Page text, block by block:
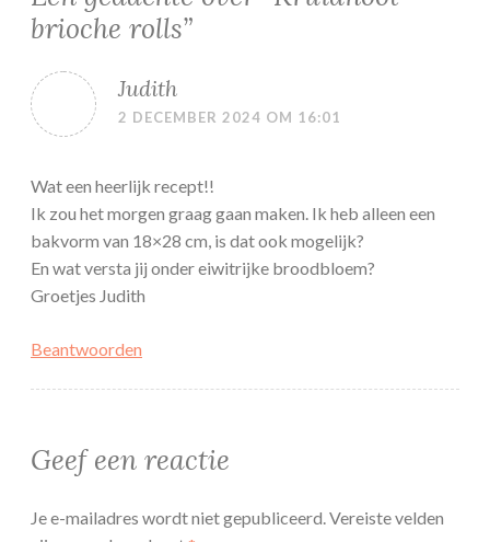
brioche rolls”
Judith
2 DECEMBER 2024 OM 16:01
Wat een heerlijk recept!!
Ik zou het morgen graag gaan maken. Ik heb alleen een
bakvorm van 18×28 cm, is dat ook mogelijk?
En wat versta jij onder eiwitrijke broodbloem?
Groetjes Judith
Beantwoorden
Geef een reactie
Je e-mailadres wordt niet gepubliceerd.Vereiste velden